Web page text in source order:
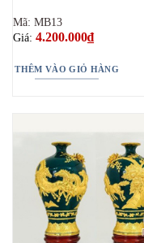
Mã: MB13
Giá: 4.200.000₫
THÊM VÀO GIỎ HÀNG